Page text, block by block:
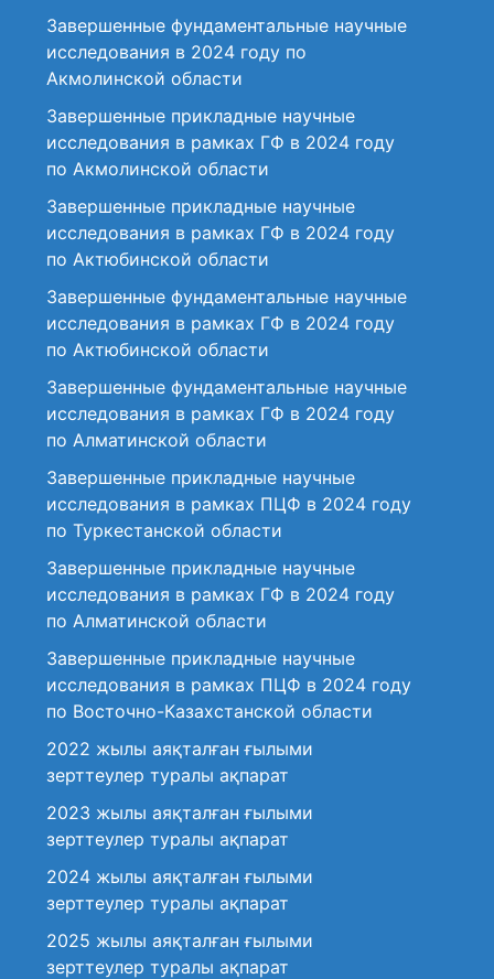
Завершенные фундаментальные научные
исследования в 2024 году по
Акмолинской области
Завершенные прикладные научные
исследования в рамках ГФ в 2024 году
по Акмолинской области
Завершенные прикладные научные
исследования в рамках ГФ в 2024 году
по Актюбинской области
Завершенные фундаментальные научные
исследования в рамках ГФ в 2024 году
по Актюбинской области
Завершенные фундаментальные научные
исследования в рамках ГФ в 2024 году
по Алматинской области
Завершенные прикладные научные
исследования в рамках ПЦФ в 2024 году
по Туркестанской области
Завершенные прикладные научные
исследования в рамках ГФ в 2024 году
по Алматинской области
Завершенные прикладные научные
исследования в рамках ПЦФ в 2024 году
по Восточно-Казахстанской области
2022 жылы аяқталған ғылыми
зерттеулер туралы ақпарат
2023 жылы аяқталған ғылыми
зерттеулер туралы ақпарат
2024 жылы аяқталған ғылыми
зерттеулер туралы ақпарат
2025 жылы аяқталған ғылыми
зерттеулер туралы ақпарат